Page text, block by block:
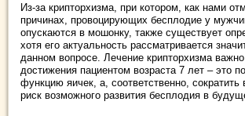
Из-за крипторхизма, при котором, как нами
причинах, провоцирующих бесплодие у
опускаются в мошонку, также существует
хотя его актуальность рассматривается
данном вопросе. Лечение крипторхизма
достижения пациентом возраста 7 лет – это
функцию яичек, а, соответственно, сократить
риск возможного развития бесплодия в